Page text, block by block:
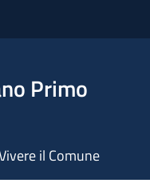
Primo
il Comune